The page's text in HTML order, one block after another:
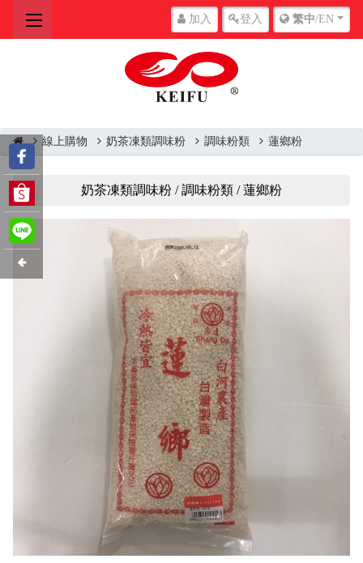
加入 登入 繁中/EN
線上購物 奶茶凍類調味粉 調味粉類 蓮鄉粉
奶茶凍類調味粉 / 調味粉類 / 蓮鄉粉